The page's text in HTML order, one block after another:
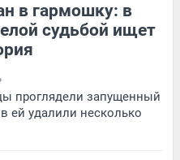
в гармошку: в
судьбой ищет
проглядели запущенный
ей удалили несколько